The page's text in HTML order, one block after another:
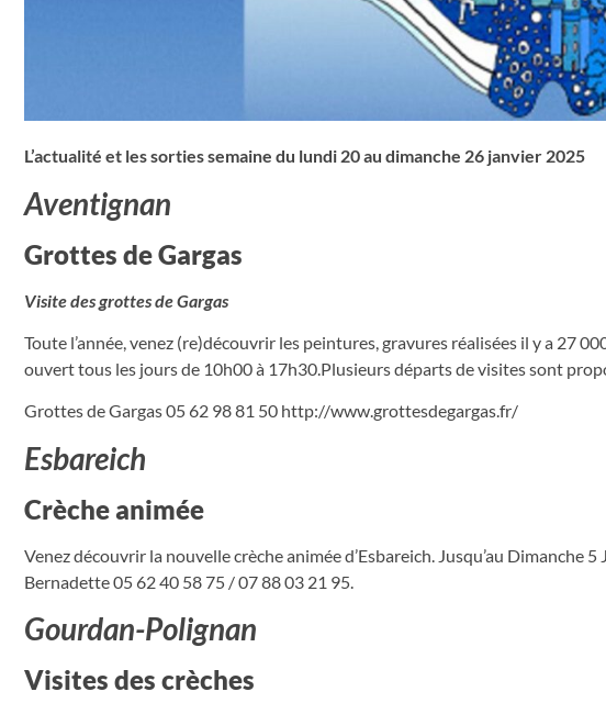
L’actualité et les sorties semaine du lundi 20 au dimanche 26 janvier 2025
Aventignan
Grottes de Gargas
Visite des grottes de Gargas
Toute l’année, venez (re)découvrir les peintures, gravures réalisées il y a 27
ouvert tous les jours de 10h00 à 17h30.Plusieurs départs de visites sont
Grottes de Gargas 05 62 98 81 50 http://www.grottesdegargas.fr/
Esbareich
Crèche animée
Venez découvrir la nouvelle crèche animée d’Esbareich. Jusqu’au Dimanche
Bernadette 05 62 40 58 75 / 07 88 03 21 95.
Gourdan-Polignan
Visites des crèches